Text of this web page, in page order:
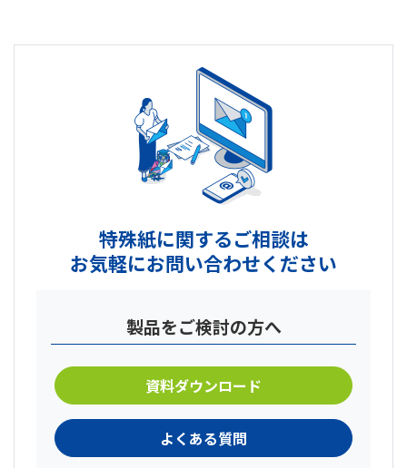
特殊紙に関するご相談は
お気軽にお問い合わせください
製品をご検討の方へ
資料ダウンロード
よくある質問